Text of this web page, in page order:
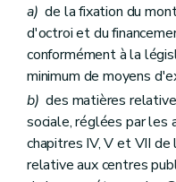
a) de la fixation du
d'octroi et du
conformément à la
minimum de moyens
b) des matières
sociale, réglées par les
chapitres IV, V et VII
relative aux centres